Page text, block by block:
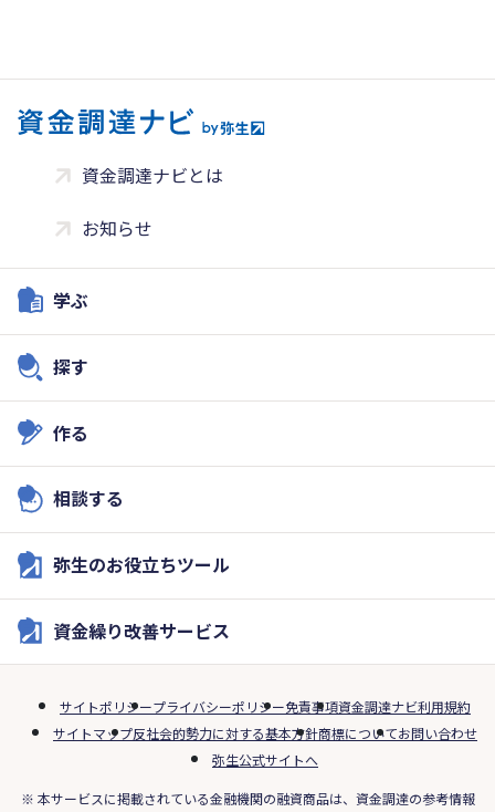
資金調達ナビとは
お知らせ
学ぶ
探す
作る
相談する
弥生のお役立ちツール
資金繰り改善サービス
サイトポリシープライバシーポリシー免責事項資金調達ナビ利用規約
サイトマップ反社会的勢力に対する基本方針商標についてお問い合わせ
弥生公式サイトへ
※ 本サービスに掲載されている金融機関の融資商品は、資金調達の参考情報